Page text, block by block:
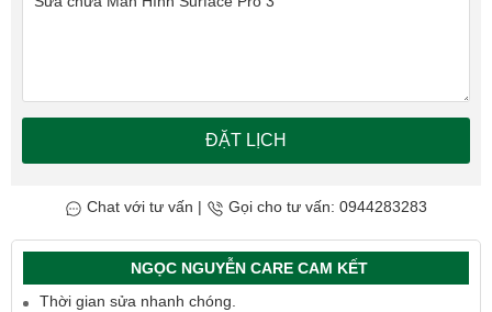
ĐẶT LỊCH
Chat với tư vấn | Gọi cho tư vấn: 0944283283
NGỌC NGUYỄN CARE CAM KẾT
Thời gian sửa nhanh chóng.